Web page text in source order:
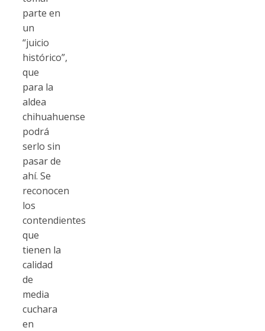
parte en
un
“juicio
histórico”,
que
para la
aldea
chihuahuense
podrá
serlo sin
pasar de
ahí. Se
reconocen
los
contendientes
que
tienen la
calidad
de
media
cuchara
en